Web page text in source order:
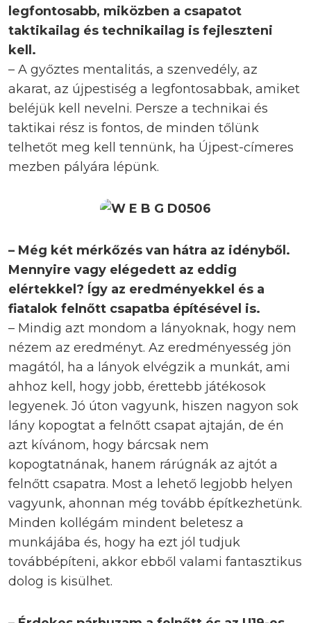
legfontosabb, miközben a csapatot
taktikailag és technikailag is fejleszteni
kell.
– A győztes mentalitás, a szenvedély, az
akarat, az újpestiség a legfontosabbak, amiket
beléjük kell nevelni. Persze a technikai és
taktikai rész is fontos, de minden tőlünk
telhetőt meg kell tennünk, ha Újpest-címeres
mezben pályára lépünk.
– Még két mérkőzés van hátra az idényből.
Mennyire vagy elégedett az eddig
elértekkel? Így az eredményekkel és a
fiatalok felnőtt csapatba építésével is.
– Mindig azt mondom a lányoknak, hogy nem
nézem az eredményt. Az eredményesség jön
magától, ha a lányok elvégzik a munkát, ami
ahhoz kell, hogy jobb, érettebb játékosok
legyenek. Jó úton vagyunk, hiszen nagyon sok
lány kopogtat a felnőtt csapat ajtaján, de én
azt kívánom, hogy bárcsak nem
kopogtatnának, hanem rárúgnák az ajtót a
felnőtt csapatra. Most a lehető legjobb helyen
vagyunk, ahonnan még tovább építkezhetünk.
Minden kollégám mindent beletesz a
munkájába és, hogy ha ezt jól tudjuk
továbbépíteni, akkor ebből valami fantasztikus
dolog is kisülhet.